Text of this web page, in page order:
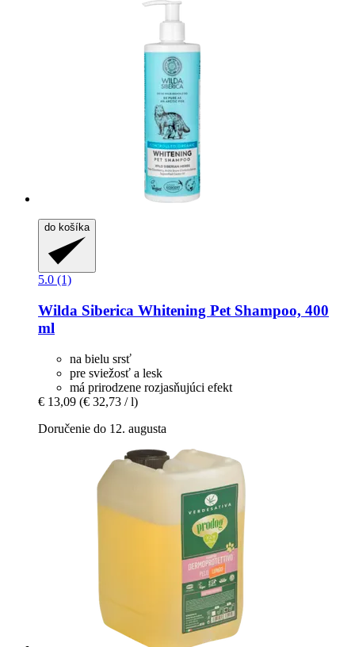
do košíka
5.0 (1)
Wilda Siberica Whitening Pet Shampoo, 400
ml
na bielu srsť
pre sviežosť a lesk
má prirodzene rozjasňujúci efekt
€ 13,09 (€ 32,73 / l)
Doručenie do 12. augusta